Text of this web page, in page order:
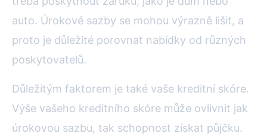
auto. Úrokové sazby se mohou výrazně lišit, a
proto je důležité porovnat nabídky od různých
poskytovatelů.
Důležitým faktorem je také vaše kreditní skóre.
Výše vašeho kreditního skóre může ovlivnit jak
úrokovou sazbu, tak schopnost získat půjčku.